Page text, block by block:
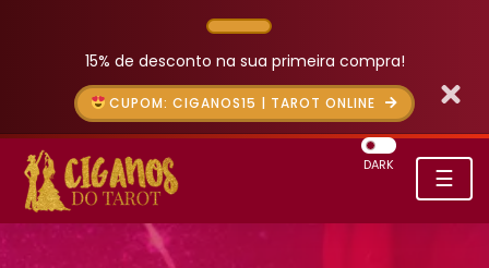
15% de desconto na sua primeira compra!
CUPOM: CIGANOS15 | TAROT ONLINE
☰
DARK